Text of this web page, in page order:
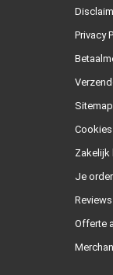
Privacy
Sitemap
Cookies
Zakelijk
Je
Reviews
Offerte